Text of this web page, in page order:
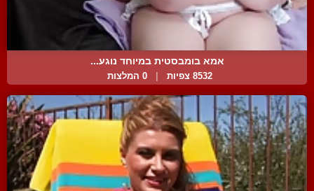
אמא בומבסטית במיוחד נוגע...
8532 צפיות 0 המלצות